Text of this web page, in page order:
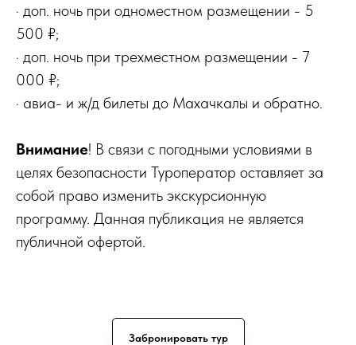
· доп. ночь при одноместном размещении - 5
500 ₽;
· доп. ночь при трехместном размещении - 7
000 ₽;
· авиа- и ж/д билеты до Махачкалы и обратно.
Внимание! В связи с погодными условиями в
целях безопасности Туроператор оставляет за
собой право изменить экскурсионную
программу. Данная публикация не является
публичной офертой.
Забронировать тур